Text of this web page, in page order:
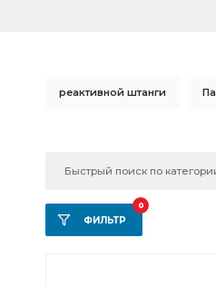
реактивной штанги
ФИЛЬТР
0